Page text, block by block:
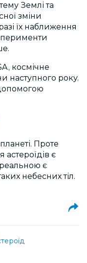
Землі та
зміни
їх наближення
космічне
наступного року.
Проте
астероїдів є
є
небесних тіл.